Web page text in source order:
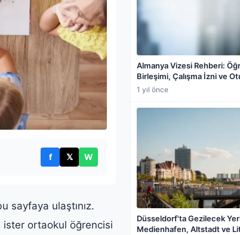
Facebook'ta paylaş
f
X'te paylaş
𝕏
WhatsApp'ta paylaş
W
sayfaya ulaştınız.
ister ortaokul öğrencisi
Almanya Vizesi Rehberi:
Birleşimi, Çalışma İzni ve
Bloke Hesap, A1 Sertifikası,
1 yıl önce
Düsseldorf'ta Gezilecek
Medienhafen, Altstadt ve